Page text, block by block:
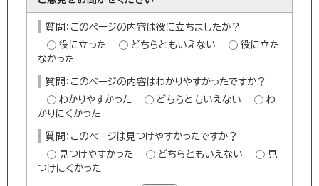
質問：このページの内容は役に立ちましたか？
役に立った
どちらともいえない
役に立た
なかった
質問：このページの内容はわかりやすかったですか？
わかりやすかった
どちらともいえない
わ
かりにくかった
質問：このページは見つけやすかったですか？
見つけやすかった
どちらともいえない
見
つけにくかった